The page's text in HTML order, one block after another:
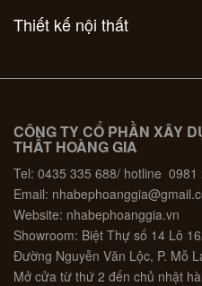
Thiết kế nội thất
CÔNG TY CỔ PHẦN XÂY
THẤT HOÀNG GIA
Tel: 0435 335 688/ hotline 0981
Email:
Website: nhabephoanggia.vn
Showroom: Biệt Thự số 14 Lô
Đường Nguyễn Văn Lộc, P. Mỗ
Mở cửa từ thứ 2 đến chủ nhật